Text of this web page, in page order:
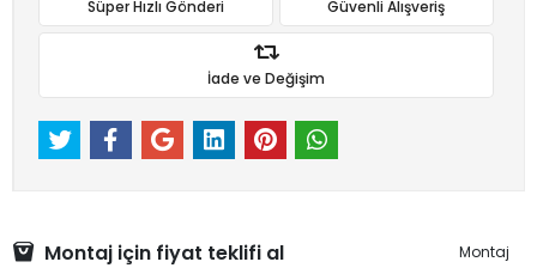
Süper Hızlı Gönderi Güvenli Alışveriş
İade ve Değişim
Montaj için fiyat teklifi al Montaj